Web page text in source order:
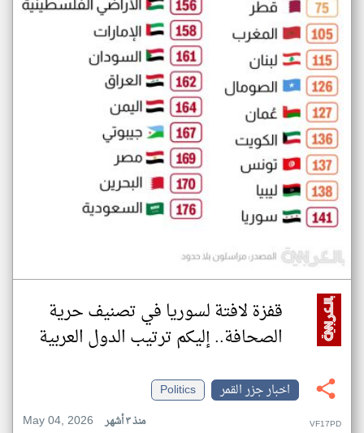
قفزة لافتة لسوريا في تصنيف حرية
الصحافة.. إليكم ترتيب الدول العربية
اخبار جزر القمر
Politics
May 04, 2026
منذ ٣ أشهر VF17PD